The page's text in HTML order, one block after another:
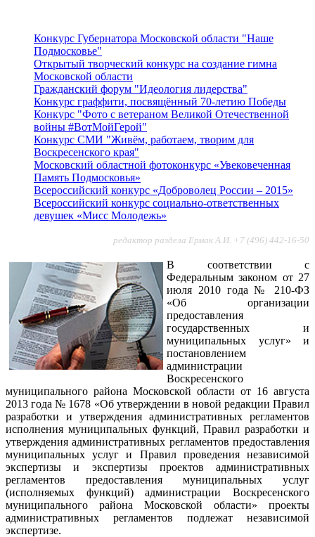
Конкурс Губернатора Московской области "Наше
Подмосковье"
Открытый творческий конкурс на создание гимна
Московской области
Гражданский форум "Идеология лидерства"
Конкурс граффити, посвящённый 70-летию Победы
Конкурс "Фото с ветераном Великой Отечественной
войны #ВотМойГерой"
Конкурс СМИ "Живём, работаем, творим для
Воскресенского края"
Московский областной фотоконкурс «Увековеченная
Память Подмосковья»
Всероссийский конкурс «Доброволец России – 2015»
Всероссийский конкурс социально-ответственных
девушек «Мисс Молодежь»
редактор раздела Ермак А.И. +7 (496) 442-16-50
В соответствии с
Федеральным законом от 27
июля 2010 года № 210-ФЗ
«Об организации
предоставления
государственных и
муниципальных услуг» и
постановлением
администрации
Воскресенского
муниципального района Московской области от 16 августа
2013 года № 1678 «Об утверждении в новой редакции Правил
разработки и утверждения административных регламентов
исполнения муниципальных функций, Правил разработки и
утверждения административных регламентов предоставления
муниципальных услуг и Правил проведения независимой
экспертизы и экспертизы проектов административных
регламентов предоставления муниципальных услуг
(исполняемых функций) администрации Воскресенского
муниципального района Московской области» проекты
административных регламентов подлежат независимой
экспертизе.